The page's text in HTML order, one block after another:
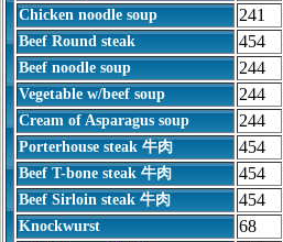
Chicken noodle soup 241
Beef Round steak 454
Beef noodle soup 244
Vegetable w/beef soup 244
Cream of Asparagus soup 244
Porterhouse steak 牛肉 454
Beef T-bone steak 牛肉 454
Beef Sirloin steak 牛肉 454
Knockwurst 68